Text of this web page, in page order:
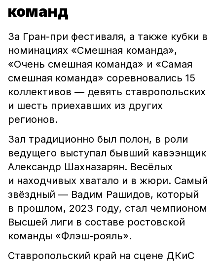
команд
За Гран-при фестиваля, а также кубки в
номинациях «Смешная команда»,
«Очень смешная команда» и «Самая
смешная команда» соревновались 15
коллективов — девять ставропольских
и шесть приехавших из других
регионов.
Зал традиционно был полон, в роли
ведущего выступал бывший кавээнщик
Александр Шахназарян. Весёлых
и находчивых хватало и в жюри. Самый
звёздный — Вадим Рашидов, который
в прошлом, 2023 году, стал чемпионом
Высшей лиги в составе ростовской
команды «Флэш-рояль».
Ставропольский край на сцене ДКиС